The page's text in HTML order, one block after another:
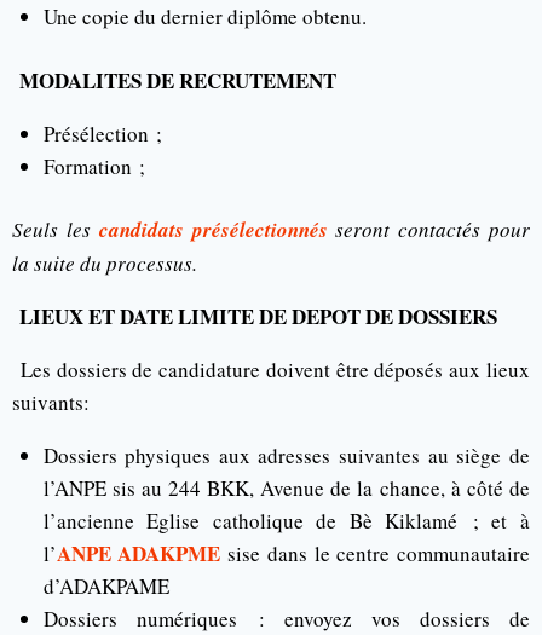
Une copie du dernier diplôme obtenu.
MODALITES DE RECRUTEMENT
Présélection ;
Formation ;
Seuls les candidats présélectionnés seront contactés pour
la suite du processus.
LIEUX ET DATE LIMITE DE DEPOT DE DOSSIERS
Les dossiers de candidature doivent être déposés aux lieux
suivants:
Dossiers physiques aux adresses suivantes au siège de
l’ANPE sis au 244 BKK, Avenue de la chance, à côté de
l’ancienne Eglise catholique de Bè Kiklamé ; et à
l’ANPE ADAKPME sise dans le centre communautaire
d’ADAKPAME
Dossiers numériques : envoyez vos dossiers de